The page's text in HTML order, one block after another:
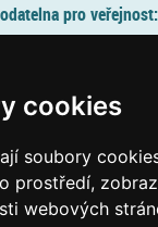
cookies
soubory
prostředí,
webových
pro veřejnost:
informací
podatelna:
gov cz